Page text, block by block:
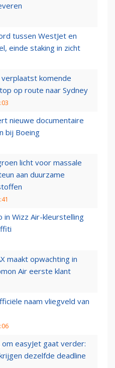
tussen WestJet en
einde staking in zicht
verplaatst komende
op route naar Sydney
nieuwe documentaire
bij Boeing
licht voor massale
aan duurzame
in Wizz Air-kleurstelling
maakt opwachting in
Air eerste klant
naam vliegveld van
easyJet gaat verder:
dezelfde deadline